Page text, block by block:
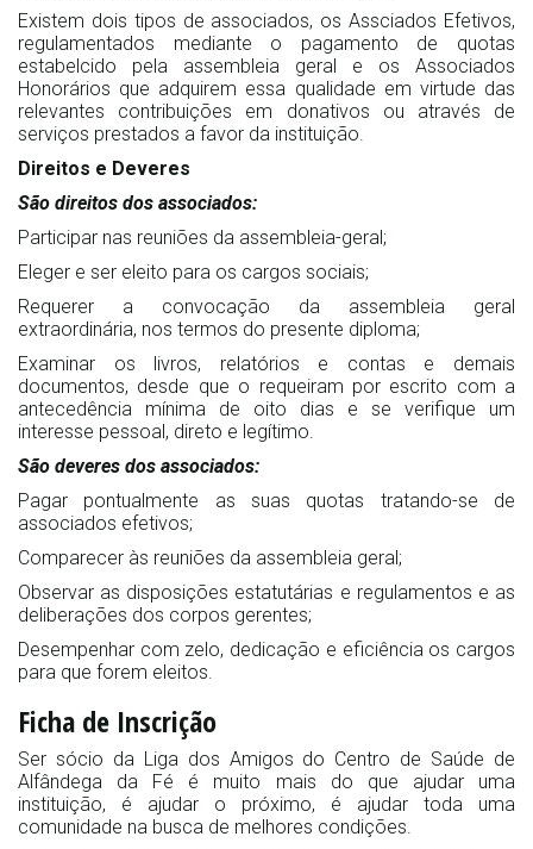
Existem dois tipos de associados, os Assciados Efetivos,
regulamentados mediante o pagamento de quotas
estabelcido pela assembleia geral e os Associados
Honorários que adquirem essa qualidade em virtude das
relevantes contribuições em donativos ou através de
serviços prestados a favor da instituição.
Direitos e Deveres
São direitos dos associados:
Participar nas reuniões da assembleia-geral;
Eleger e ser eleito para os cargos sociais;
Requerer a convocação da assembleia geral
extraordinária, nos termos do presente diploma;
Examinar os livros, relatórios e contas e demais
documentos, desde que o requeiram por escrito com a
antecedência mínima de oito dias e se verifique um
interesse pessoal, direto e legítimo.
São deveres dos associados:
Pagar pontualmente as suas quotas tratando-se de
associados efetivos;
Comparecer às reuniões da assembleia geral;
Observar as disposições estatutárias e regulamentos e as
deliberações dos corpos gerentes;
Desempenhar com zelo, dedicação e eficiência os cargos
para que forem eleitos.
Ficha de Inscrição
Ser sócio da Liga dos Amigos do Centro de Saúde de
Alfândega da Fé é muito mais do que ajudar uma
instituição, é ajudar o próximo, é ajudar toda uma
comunidade na busca de melhores condições.